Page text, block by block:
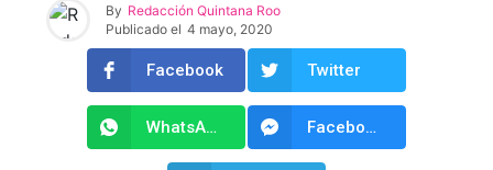
By Redacción Quintana Roo
Publicado el 4 mayo, 2020
Facebook Twitter
WhatsApp Facebook Messenger